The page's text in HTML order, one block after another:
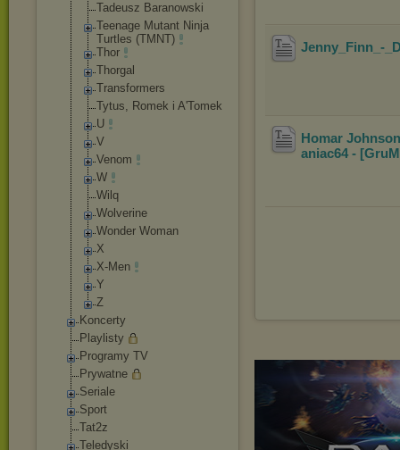
Tadeusz Baranowski
Teenage Mutant Ninja
Turtles (TMNT)
Thor
Thorgal
Transformers
Tytus, Romek i A'Tomek
U
V
Venom
W
Wilq
Wolverine
Wonder Woman
X
X-Men
Y
Z
Koncerty
Playlisty
Programy TV
Prywatne
Seriale
Sport
Tat2z
Teledyski
Jenny_Finn_-
Homar
aniac64 -